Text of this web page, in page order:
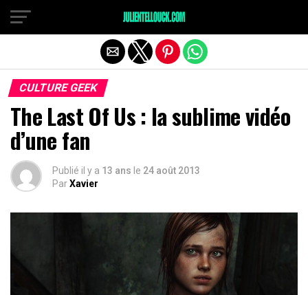
CULTURE GEEK
The Last Of Us : la sublime vidéo
d’une fan
Publié il y a 13 ans le 24 août 2013
ParXavier